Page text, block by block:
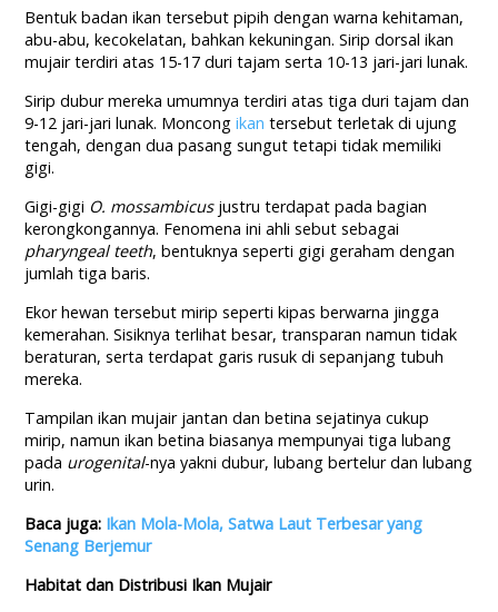
Bentuk badan ikan tersebut pipih dengan warna kehitaman,
abu-abu, kecokelatan, bahkan kekuningan. Sirip dorsal ikan
mujair terdiri atas 15-17 duri tajam serta 10-13 jari-jari lunak.
Sirip dubur mereka umumnya terdiri atas tiga duri tajam dan
9-12 jari-jari lunak. Moncongikan tersebut terletak di ujung
tengah, dengan dua pasang sungut tetapi tidak memiliki
gigi.
Gigi-gigi O. mossambicus justru terdapat pada bagian
kerongkongannya. Fenomena ini ahli sebut sebagai
pharyngeal teeth, bentuknya seperti gigi geraham dengan
jumlah tiga baris.
Ekor hewan tersebut mirip seperti kipas berwarna jingga
kemerahan. Sisiknya terlihat besar, transparan namun tidak
beraturan, serta terdapat garis rusuk di sepanjang tubuh
mereka.
Tampilan ikan mujair jantan dan betina sejatinya cukup
mirip, namun ikan betina biasanya mempunyai tiga lubang
pada urogenital-nya yakni dubur, lubang bertelur dan lubang
urin.
Baca juga: Ikan Mola-Mola, Satwa Laut Terbesar yang
Senang Berjemur
Habitat dan Distribusi Ikan Mujair